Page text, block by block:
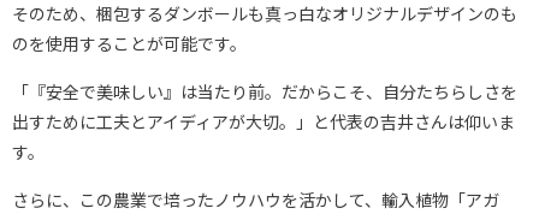
そのため、梱包するダンボールも真っ白なオリジナルデザインのも
のを使用することが可能です。
「『安全で美味しい』は当たり前。だからこそ、自分たちらしさを
出すために工夫とアイディアが大切。」と代表の吉井さんは仰いま
す。
さらに、この農業で培ったノウハウを活かして、輸入植物「アガ